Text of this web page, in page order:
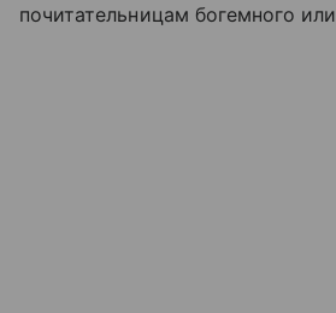
почитательницам богемного или